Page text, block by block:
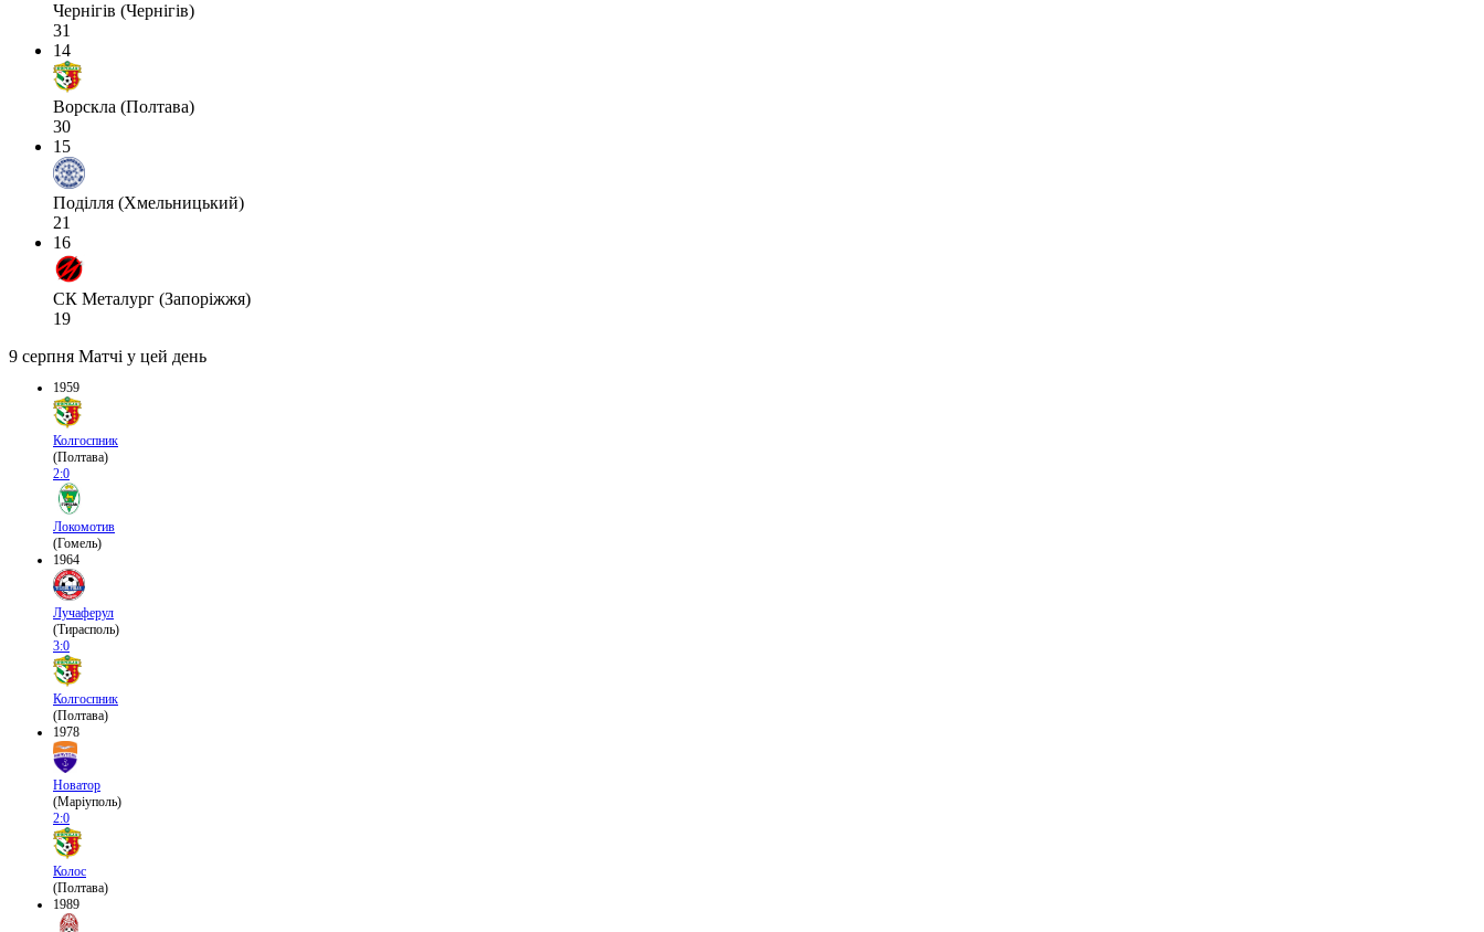
Чернігів (Чернігів)
31
14
Ворскла (Полтава)
30
15
Поділля (Хмельницький)
21
16
СК Металург (Запоріжжя)
19
9 серпня Матчі у цей день
1959
Колгоспник
(Полтава)
2:0
Локомотив
(Гомель)
1964
Лучаферул
(Тирасполь)
3:0
Колгоспник
(Полтава)
1978
Новатор
(Маріуполь)
2:0
Колос
(Полтава)
1989